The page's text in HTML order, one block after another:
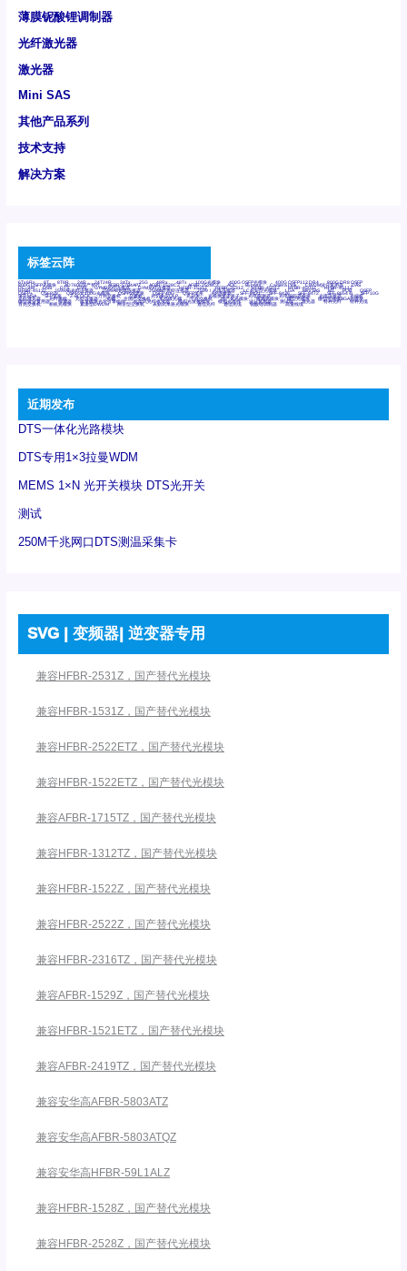
薄膜铌酸锂调制器
光纤激光器
激光器
Mini SAS
其他产品系列
技术支持
解决方案
标签云阵
6Tx6Rx 8T 8T8R 24R 24T24R 24Tx 25G 48Rx 48Tx 100G光模块 400G OSFP光模块 400G QSFP112 DR4 800G DR8 OSFP
800G OSFP光模块 AD7606国产替代 AFBR-57B4APZ AFBR-1528CZ AFBR-2528CZ AOC Bypass Camera Link CWDM波分复用器 DAS
DC~4M DSS DTS DVS GYMB光纤连接器 GYM光纤连接器 HFBR-1531Z HFBR-2531Z HFBR-4501Z HFBR-4503Z HFBR-4511Z
HFBR-4513Z J599A6光纤连接器 J599A8光电连接器 J599MT光纤连接器 J599Ⅰ光电连接器 LC超短型光模块 LGA Mini SAS MT POB QSFP
QSFP+ QSFP28 QSFP28 100G光模块 QSFP28笼座 QSFP 40G QSFP笼座 RP连接器 SFF-8431 SFF-8436 SFF-8472 SFF-8654 4i SFP 10G
SFP MSA SFP笼座 Z-BLOCK 万兆交换机 交换机 光切换仪OLP 光开关 光模块笼子座子 光电探测器 光电编码器模块 光电连接器 光端机
光纤激光器 光纤跳线 光纤连接器 光耦 全国产交换机 军品级光耦 千兆交换机 国产化光模块 射频光模块 微型光模块 微型可插拔BGA光模块
微型波分复用器 探测器 收发模块光学引擎组件 机架式光纤收发器 模拟光发射模块 模拟光器件 波分复用器 测试版 激光器 特种光纤 特种光缆
百兆交换机 相机光模块 紧凑型DWDM 网管型交换机 表贴式单路光模块 通信光纤 通信光缆 铌酸锂调制器 高速线缆
近期发布
DTS一体化光路模块
DTS专用1×3拉曼WDM
MEMS 1×N 光开关模块 DTS光开关
测试
250M千兆网口DTS测温采集卡
SVG | 变频器| 逆变器专用
兼容HFBR-2531Z，国产替代光模块
兼容HFBR-1531Z，国产替代光模块
兼容HFBR-2522ETZ，国产替代光模块
兼容HFBR-1522ETZ，国产替代光模块
兼容AFBR-1715TZ，国产替代光模块
兼容HFBR-1312TZ，国产替代光模块
兼容HFBR-1522Z，国产替代光模块
兼容HFBR-2522Z，国产替代光模块
兼容HFBR-2316TZ，国产替代光模块
兼容AFBR-1529Z，国产替代光模块
兼容HFBR-1521ETZ，国产替代光模块
兼容AFBR-2419TZ，国产替代光模块
兼容安华高AFBR-5803ATZ
兼容安华高AFBR-5803ATQZ
兼容安华高HFBR-59L1ALZ
兼容HFBR-1528Z，国产替代光模块
兼容HFBR-2528Z，国产替代光模块